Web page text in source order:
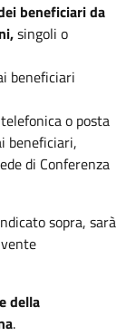
beneficiari da
singoli o
beneficiari
o posta
beneficiari,
di Conferenza
sopra, sarà
della
.